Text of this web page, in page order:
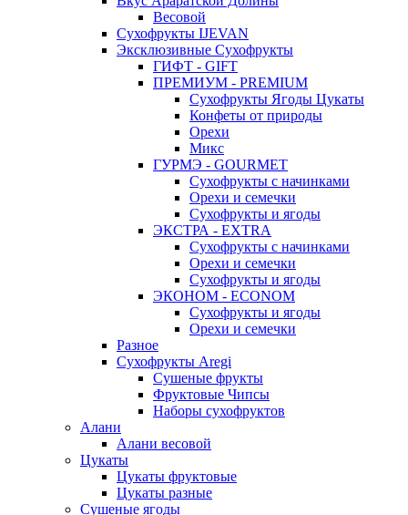
Весовой
Сухофрукты IJEVAN
Эксклюзивные Сухофрукты
ГИФТ - GIFT
ПРЕМИУМ - PREMIUM
Сухофрукты Ягоды Цукаты
Конфеты от природы
Орехи
Микс
ГУРМЭ - GOURMET
Сухофрукты с начинками
Орехи и семечки
Сухофрукты и ягоды
ЭКСТРА - EXTRA
Сухофрукты с начинками
Орехи и семечки
Сухофрукты и ягоды
ЭКОНОМ - ECONOM
Сухофрукты и ягоды
Орехи и семечки
Разное
Сухофрукты Aregi
Сушеные фрукты
Фруктовые Чипсы
Наборы сухофруктов
Алани
Алани весовой
Цукаты
Цукаты фруктовые
Цукаты разные
Сушеные ягоды